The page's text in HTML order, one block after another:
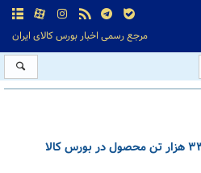
مرجع رسمی اخبار بورس کالای ایران